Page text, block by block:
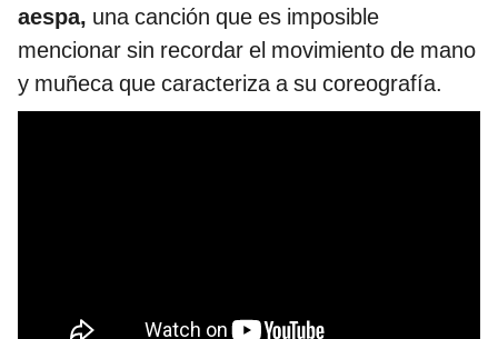
aespa, una canción que es imposible
mencionar sin recordar el movimiento de mano
y muñeca que caracteriza a su coreografía.